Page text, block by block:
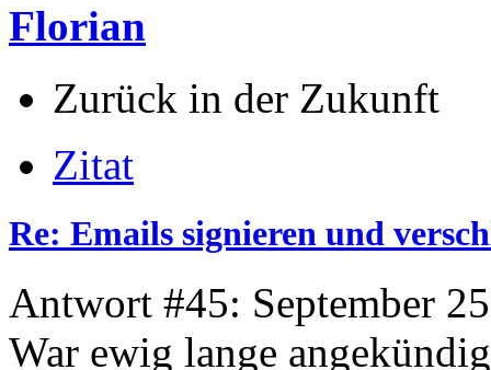
Florian
Zurück in der Zukunft
Zitat
Re: Emails signieren und
Antwort #45: September
War ewig lange